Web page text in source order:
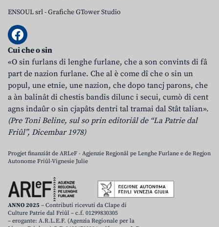
ENSOUL srl-Grafiche GTower Studio
Cui che o sin
«O sin furlans di lenghe furlane, che a son convints di fâ
part de nazion furlane. Che al è come dî che o sin un
popul, une etnie, une nazion, che dopo tancj parons, che
a àn balinât di chestis bandis dilunc i secui, cumò di cent
agns indaûr o sin cjapâts dentri tal tramai dal Stât talian».
(Pre Toni Beline, sul so prin editoriâl de “La Patrie dal
Friûl”, Dicembar 1978)
Progjet finanziât de ARLeF - Agjenzie Regjonâl pe Lenghe Furlane e de Regjon
Autonome Friûl-Vignesie Julie
ANNO 2025 – Contributi ricevuti da Clape di
Culture Patrie dal Friûl – c.f. 01299830305
– erogante: A.R.L.E.F. (Agenzia Regionale per la